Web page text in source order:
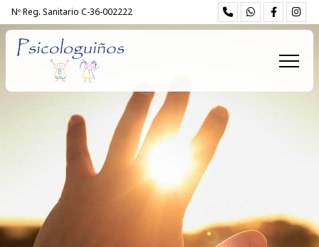
Nº Reg. Sanitario C-36-002222